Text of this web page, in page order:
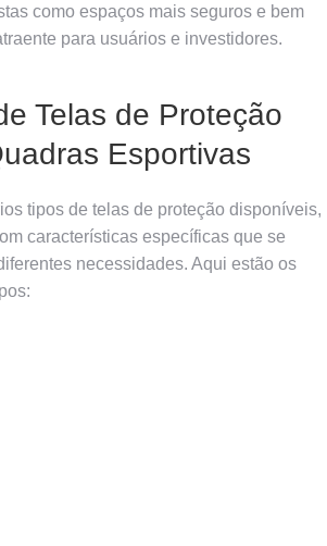
como espaços mais seguros e bem
para usuários e investidores.
Telas de Proteção
Esportivas
tipos de telas de proteção disponíveis,
características específicas que se
necessidades. Aqui estão os